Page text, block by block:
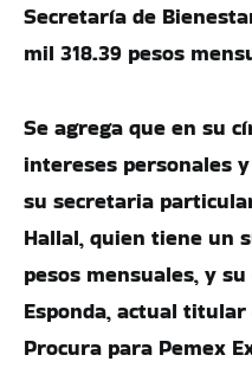
Secretaría de
mil 318.39 pesos
Se agrega que en su
intereses personales
su secretaria
Hallal, quien tiene un
pesos mensuales, y
Esponda, actual
Procura para Pemex